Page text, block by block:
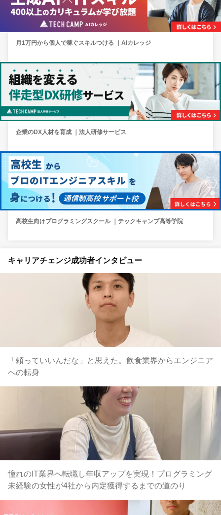
月1万円から個人で稼ぐスキルつける ｜AIカレッジ
企業のDX人材を育成 ｜法人研修サービス
高校生向けプログラミングスクール ｜テックキャンプ高等学院
キャリアチェンジ成功者インタビュー
「頼っていいんだな」と思えた。飲食業界からエンジニア
への転身
憧れのIT業界へ転職し年収アップを実現！プログラミング
未経験の女性が4社から内定獲得するまでの道のり